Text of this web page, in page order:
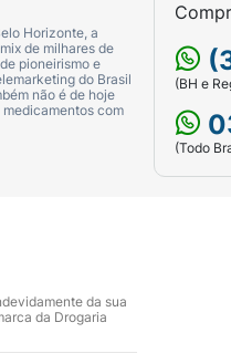
Horizonte, a
de milhares de
pioneirismo e
do Brasil
não é de hoje
com
(BH e
(Todo
da sua
da Drogaria